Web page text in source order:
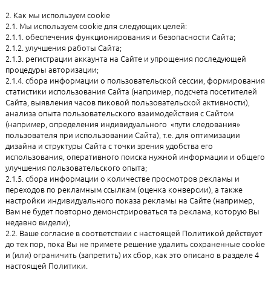
2. Как мы используем cookie
2.1. Мы используем cookie для следующих целей:
2.1.1. обеспечения функционирования и безопасности Сайта;
2.1.2. улучшения работы Сайта;
2.1.3. регистрации аккаунта на Сайте и упрощения последующей
процедуры авторизации;
2.1.4. сбора информации о пользовательской сессии, формирования
статистики использования Сайта (например, подсчета посетителей
Сайта, выявления часов пиковой пользовательской активности),
анализа опыта пользовательского взаимодействия с Сайтом
(например, определения индивидуального «пути следования»
пользователя при использовании Сайта), т.е. для оптимизации
дизайна и структуры Сайта с точки зрения удобства его
использования, оперативного поиска нужной информации и общего
улучшения пользовательского опыта;
2.1.5. сбора информации о количестве просмотров рекламы и
переходов по рекламным ссылкам (оценка конверсии), а также
настройки индивидуального показа рекламы на Сайте (например,
Вам не будет повторно демонстрироваться та реклама, которую Вы
недавно видели);
2.2. Ваше согласие в соответствии с настоящей Политикой действует
до тех пор, пока Вы не примете решение удалить сохраненные cookie
и (или) ограничить (запретить) их сбор, как это описано в разделе 4
настоящей Политики.